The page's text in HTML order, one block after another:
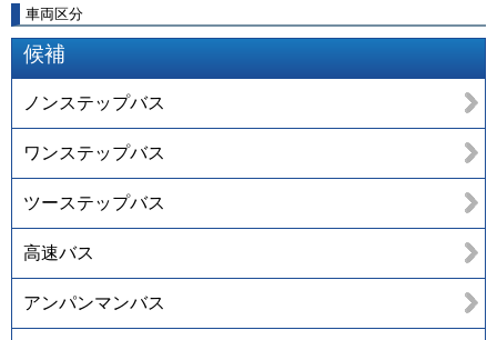
車両区分
候補
ノンステップバス
ワンステップバス
ツーステップバス
高速バス
アンパンマンバス